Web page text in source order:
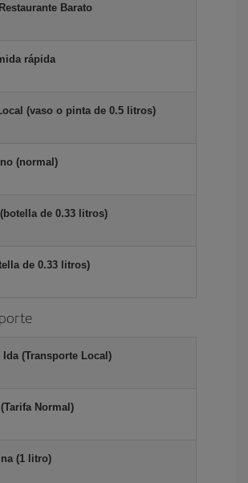
Barato
rápida
(vaso o pinta de 0.5 litros)
(normal)
de 0.33 litros)
de 0.33 litros)
Ida (Transporte Local)
Normal)
(1 litro)